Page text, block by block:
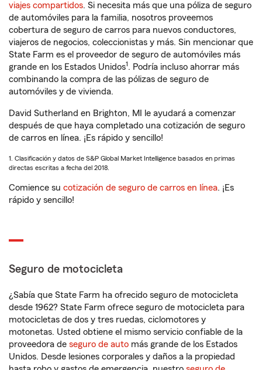
viajes compartidos. Si necesita más que una póliza de seguro
de automóviles para la familia, nosotros proveemos
cobertura de seguro de carros para nuevos conductores,
viajeros de negocios, coleccionistas y más. Sin mencionar que
State Farm es el proveedor de seguro de automóviles más
grande en los Estados Unidos1. Podría incluso ahorrar más
combinando la compra de las pólizas de seguro de
automóviles y de vivienda.
David Sutherland en Brighton, MI le ayudará a comenzar
después de que haya completado una cotización de seguro
de carros en línea. ¡Es rápido y sencillo!
1. Clasificación y datos de S&P Global Market Intelligence basados en primas
directas escritas a fecha del 2018.
Comience su cotización de seguro de carros en línea. ¡Es
rápido y sencillo!
Seguro de motocicleta
¿Sabía que State Farm ha ofrecido seguro de motocicleta
desde 1962? State Farm ofrece seguro de motocicleta para
motocicletas de dos y tres ruedas, ciclomotores y
motonetas. Usted obtiene el mismo servicio confiable de la
proveedora de seguro de auto más grande de los Estados
Unidos. Desde lesiones corporales y daños a la propiedad